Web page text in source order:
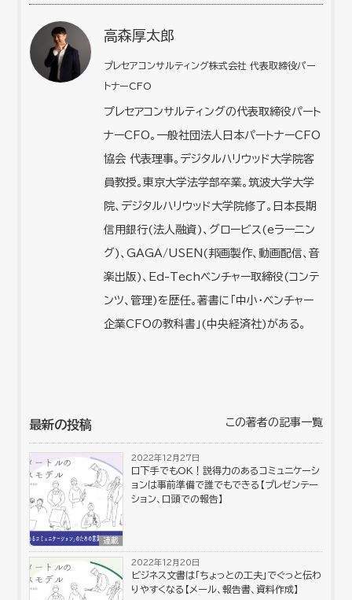
高森厚太郎
プレセアコンサルティング株式会社 代表取締役パー
トナーCFO
プレセアコンサルティングの代表取締役パート
ナーCFO。一般社団法人日本パートナーCFO
協会 代表理事。デジタルハリウッド大学院客
員教授。東京大学法学部卒業。筑波大学大学
院、デジタルハリウッド大学院修了。日本長期
信用銀行(法人融資)、グロービス(eラーニン
グ)、GAGA/USEN(邦画製作、動画配信、音
楽出版)、Ed-Techベンチャー取締役(コンテ
ンツ、管理)を歴任。著書に「中小・ベンチャー
企業CFOの教科書」(中央経済社)がある。
最新の投稿 この著者の記事一覧
連載
2022年12月27日
口下手でもOK！説得力のあるコミュニケーシ
ョンは事前準備で誰でもできる【プレゼンテー
ション、口頭での報告】
2022年12月20日
ビジネス文書は「ちょっとの工夫」でぐっと伝わ
りやすくなる【メール、報告書、資料作成】